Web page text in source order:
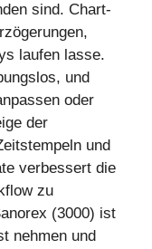
sind. Chart-
laufen lasse.
und
oder
der
und
verbessert die
zu
(3000) ist
nehmen und